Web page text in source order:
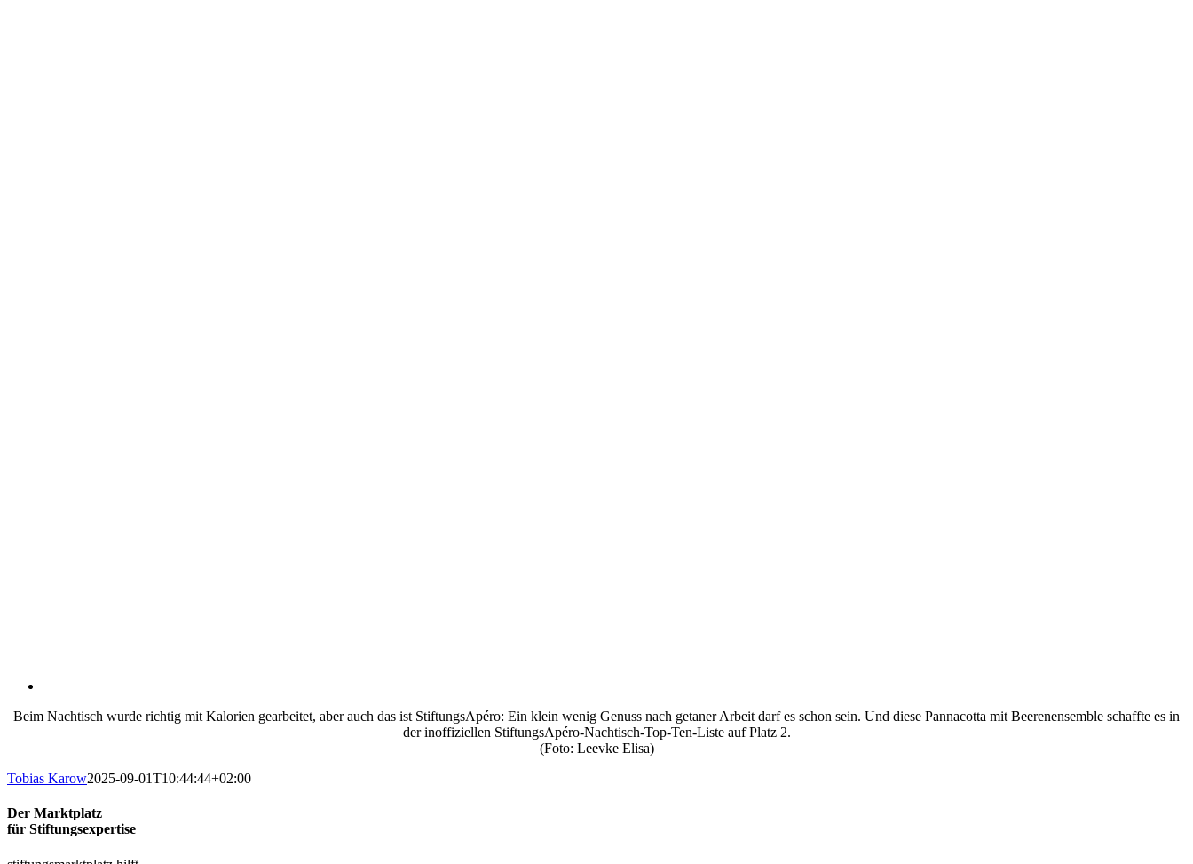
Beim Nachtisch wurde richtig mit Kalorien gearbeitet, aber auch das ist StiftungsApéro: Ein klein wenig Genuss nach getaner Arbeit darf es schon sein. Und diese Pannacotta mit Beerenensemble schaffte es in
der inoffiziellen StiftungsApéro-Nachtisch-Top-Ten-Liste auf Platz 2.
(Foto: Leevke Elisa)
Tobias Karow2025-09-01T10:44:44+02:00
Der Marktplatz
für Stiftungsexpertise